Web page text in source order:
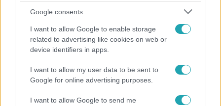
Google consents
I want to allow Google to enable storage
related to advertising like cookies on web or
device identifiers in apps.
I want to allow my user data to be sent to
Google for online advertising purposes.
I want to allow Google to send me
„Ha olyan ember keresne meg, akkor sem
vállalnám!” – Détár Enikő megszólalt a politikai